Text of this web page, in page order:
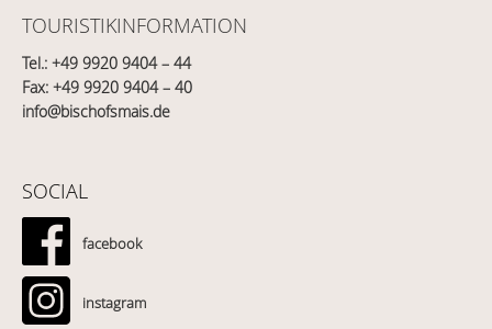
TOURISTIKINFORMATION
Tel.: +49 9920 9404 – 44
Fax: +49 9920 9404 – 40
info@bischofsmais.de
SOCIAL
facebook
instagram